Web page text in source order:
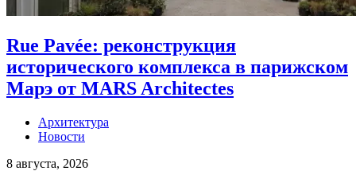
Rue Pavée: реконструкция
исторического комплекса в парижском
Марэ от MARS Architectes
Архитектура
Новости
8 августа, 2026